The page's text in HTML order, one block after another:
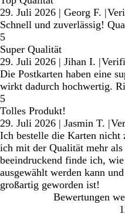
29. Juli 2026 | Georg F. |
Schnell und zuverlässig!
5
Super Qualität
29. Juli 2026 | Jihan I. |
Die Postkarten haben eine
wirkt dadurch hochwertig.
5
Tolles Produkt!
29. Juli 2026 | Jasmin T. |
Ich bestelle die Karten nicht
ich mit der Qualität mehr
beeindruckend finde ich,
ausgewählt werden kann
großartig geworden ist!
Bewertungen
1